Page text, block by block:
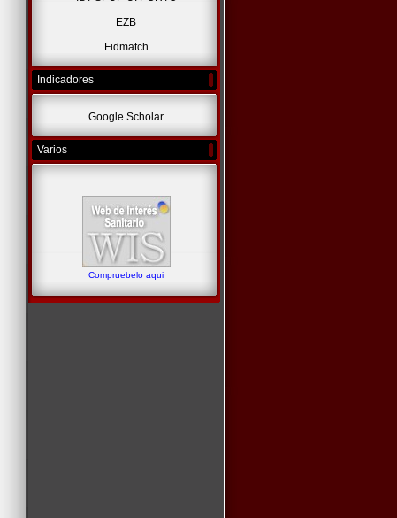
EZB
Fidmatch
Indicadores
Google Scholar
Varios
Compruebelo aqui